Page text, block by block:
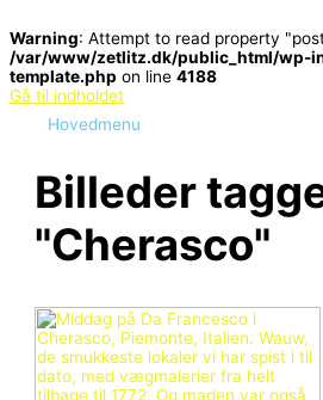
Warning: Attempt to read property
/var/www/zetlitz.dk/public_html/wp-
template.php on line 4188
Gå til indholdet
Hovedmenu
Billeder
"Cherasco"